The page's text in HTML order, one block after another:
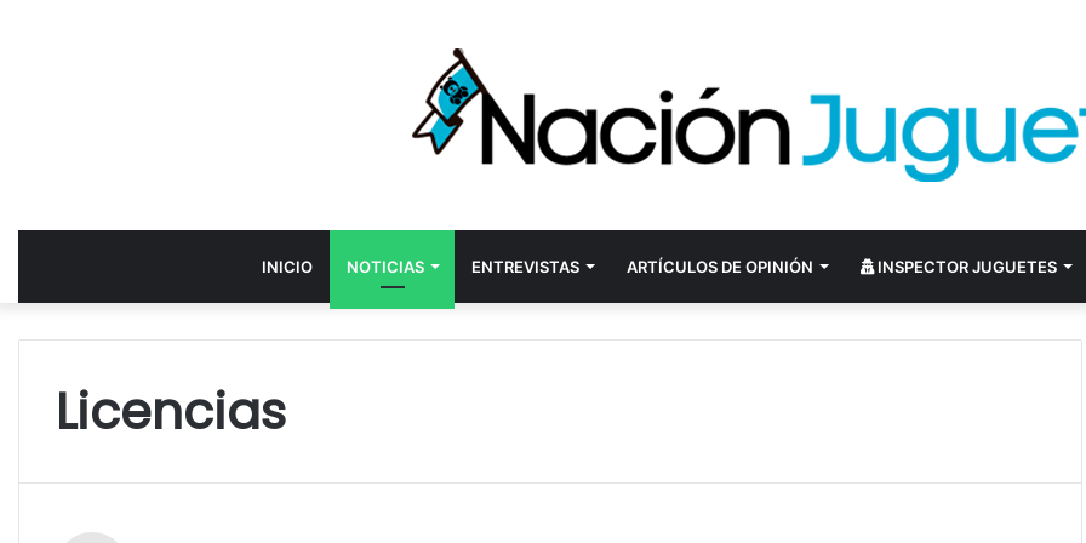
INICIO NOTICIAS ENTREVISTAS ARTÍCULOS DE OPINIÓN INSPECTOR JUGUETES
Licencias